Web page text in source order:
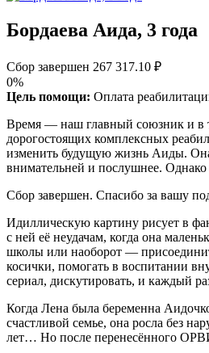
Бордаева Аида, 3 года
Сбор завершен 267 317.10 ₽
0%
Цель помощи: Оплата
Время — наш главный союзник и в
дорогостоящих комплексных
изменить будущую жизнь Аиды. Она
внимательней и послушнее. Однако
Сбор завершен. Спасибо за вашу
Идиллическую картину рисует в
с ней её неудачам, когда она
школы или наоборот —
косички, помогать в воспитании
сериал, дискутировать, и каждый
Когда Лена была беременна
счастливой семье, она росла без
лет… Но после перенесённого